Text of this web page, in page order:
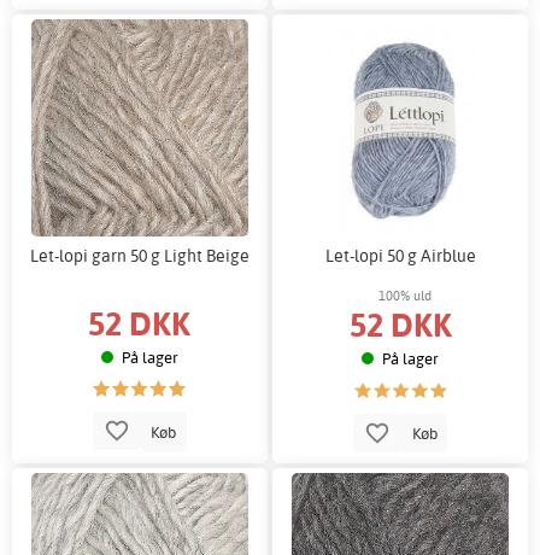
Let-lopi garn 50 g Light Beige
52 DKK
På lager
Køb
Let-lopi 50 g Airblue
100% uld
52 DKK
På lager
Køb